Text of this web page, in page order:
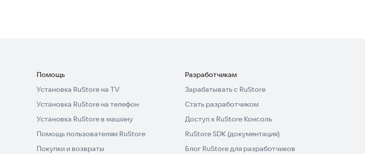
Помощь
Установка RuStore на TV
Установка RuStore на телефон
Установка RuStore в машину
Помощь пользователям RuStore
Покупки и возвраты
Разработчикам
Зарабатывать с RuStore
Стать разработчиком
Доступ к RuStore Консоль
RuStore SDK (документация)
Блог RuStore для разработчиков